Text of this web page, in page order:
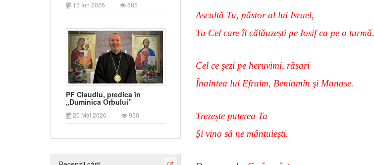
15 Iun 2026 685
PF Claudiu, predica în
„Duminica Orbului”
20 Mai 2026 950
Ascultă Tu, păstor al lui Israel,
Tu Cel care îl călăuzești pe Iosif ca pe o turmă.
Cel ce şezi pe heruvimi, răsari
Înaintea lui Efraim, Beniamin şi Manase.
Trezește puterea Ta
Și vino să ne mântuiești.